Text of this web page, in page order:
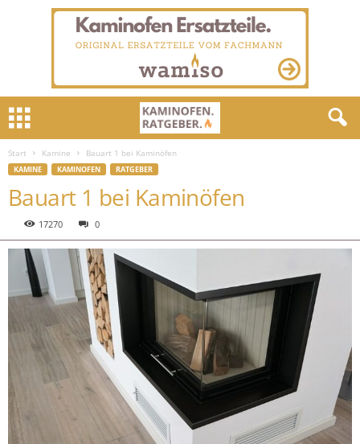
Start Kamine Bauart 1 bei Kaminöfen
KAMINE KAMINOFEN RATGEBER
Bauart 1 bei Kaminöfen
17270 0